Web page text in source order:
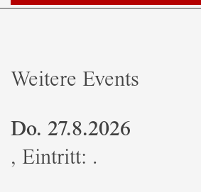
Weitere Events
Do. 27.8.2026
, Eintritt: .